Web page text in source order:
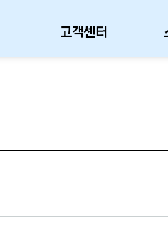
고객센터